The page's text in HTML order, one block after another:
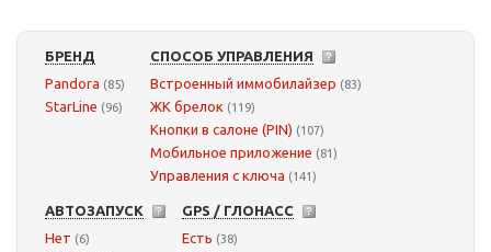
БРЕНД
Pandora (85)
StarLine (96)
СПОСОБ УПРАВЛЕНИЯ
Встроенный иммобилайзер (83)
ЖК брелок (119)
Кнопки в салоне (PIN) (107)
Мобильное приложение (81)
Управления с ключа (141)
АВТОЗАПУСК
Нет (6)
GPS / ГЛОНАСС
Есть (38)